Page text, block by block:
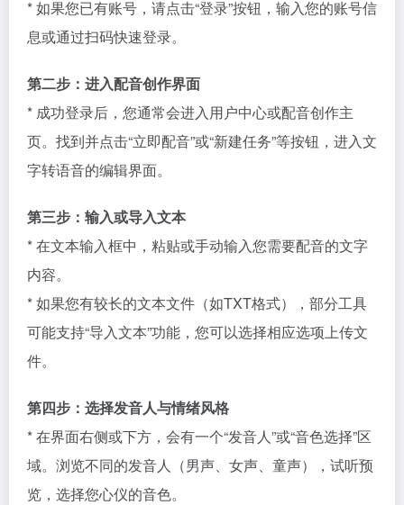
* 如果您已有账号，请点击“登录”按钮，输入您的账号信
息或通过扫码快速登录。
第二步：进入配音创作界面
* 成功登录后，您通常会进入用户中心或配音创作主
页。找到并点击“立即配音”或“新建任务”等按钮，进入文
字转语音的编辑界面。
第三步：输入或导入文本
* 在文本输入框中，粘贴或手动输入您需要配音的文字
内容。
* 如果您有较长的文本文件（如TXT格式），部分工具
可能支持“导入文本”功能，您可以选择相应选项上传文
件。
第四步：选择发音人与情绪风格
* 在界面右侧或下方，会有一个“发音人”或“音色选择”区
域。浏览不同的发音人（男声、女声、童声），试听预
览，选择您心仪的音色。